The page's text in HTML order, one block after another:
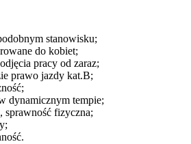
stanowisku;
do kobiet;
pracy od zaraz;
prawo jazdy kat.B;
dynamicznym tempie;
sprawność fizyczna;